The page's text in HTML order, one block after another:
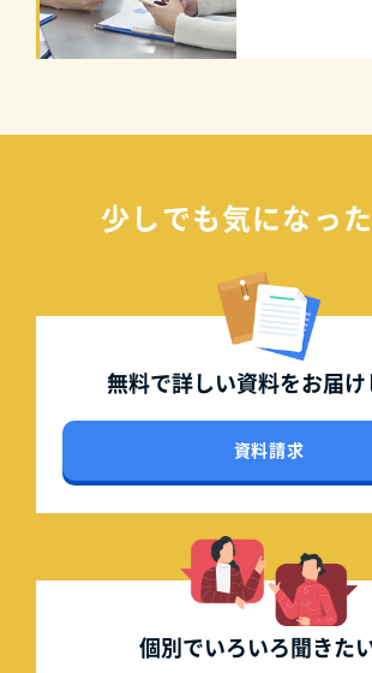
少しでも気になっ
無料で詳しい資料をお届
資料請求
個別でいろいろ聞きた